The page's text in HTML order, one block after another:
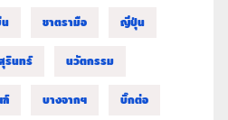
ชาตรามือ ญี่ปุ่น
รินทร์ นวัตกรรม
บางจากฯ บิ๊กต่อ